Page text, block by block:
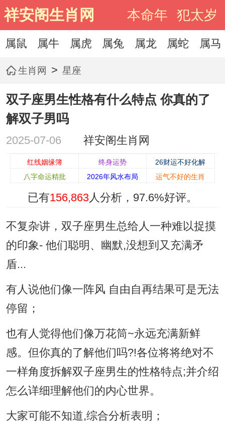
祥安阁生肖网 本命年 犯太岁
属鼠 属牛 属虎 属兔 属龙 属蛇 属马
生肖网 > 星座
双子座男生性格有什么特点 你真的了
解双子男吗
2025-07-06 祥安阁生肖网
红线姻缘簿 终身运势
26财运不好化解
八字命运精批
2026年风水布局 运气不好的生肖
已有156,863人分析， 97.6%好评。
不复杂讲，双子座男生总给人一种难以捉摸
的印象- 他们聪明、幽默,没想到又充满矛
盾...
有人说他们像一阵风 自由自再结果可是无法
停留；
也有人觉得他们像万花筒~永远充满新鲜
感。但你真的了解他们吗?!各位将将绝对不
一样角度拆解双子座男生的性格特点;并介绍
怎么详细理解他们的内心世界。
大家可能不知道,综合分析表明；